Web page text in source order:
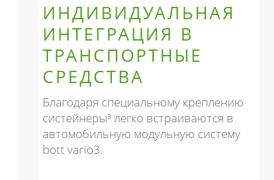
ИНДИВИДУАЛЬНАЯ
ИНТЕГРАЦИЯ В
ТРАНСПОРТНЫЕ
СРЕДСТВА
Благодаря специальному креплению
систейнеры³ легко встраиваются в
автомобильную модульную систему
bott vario3.